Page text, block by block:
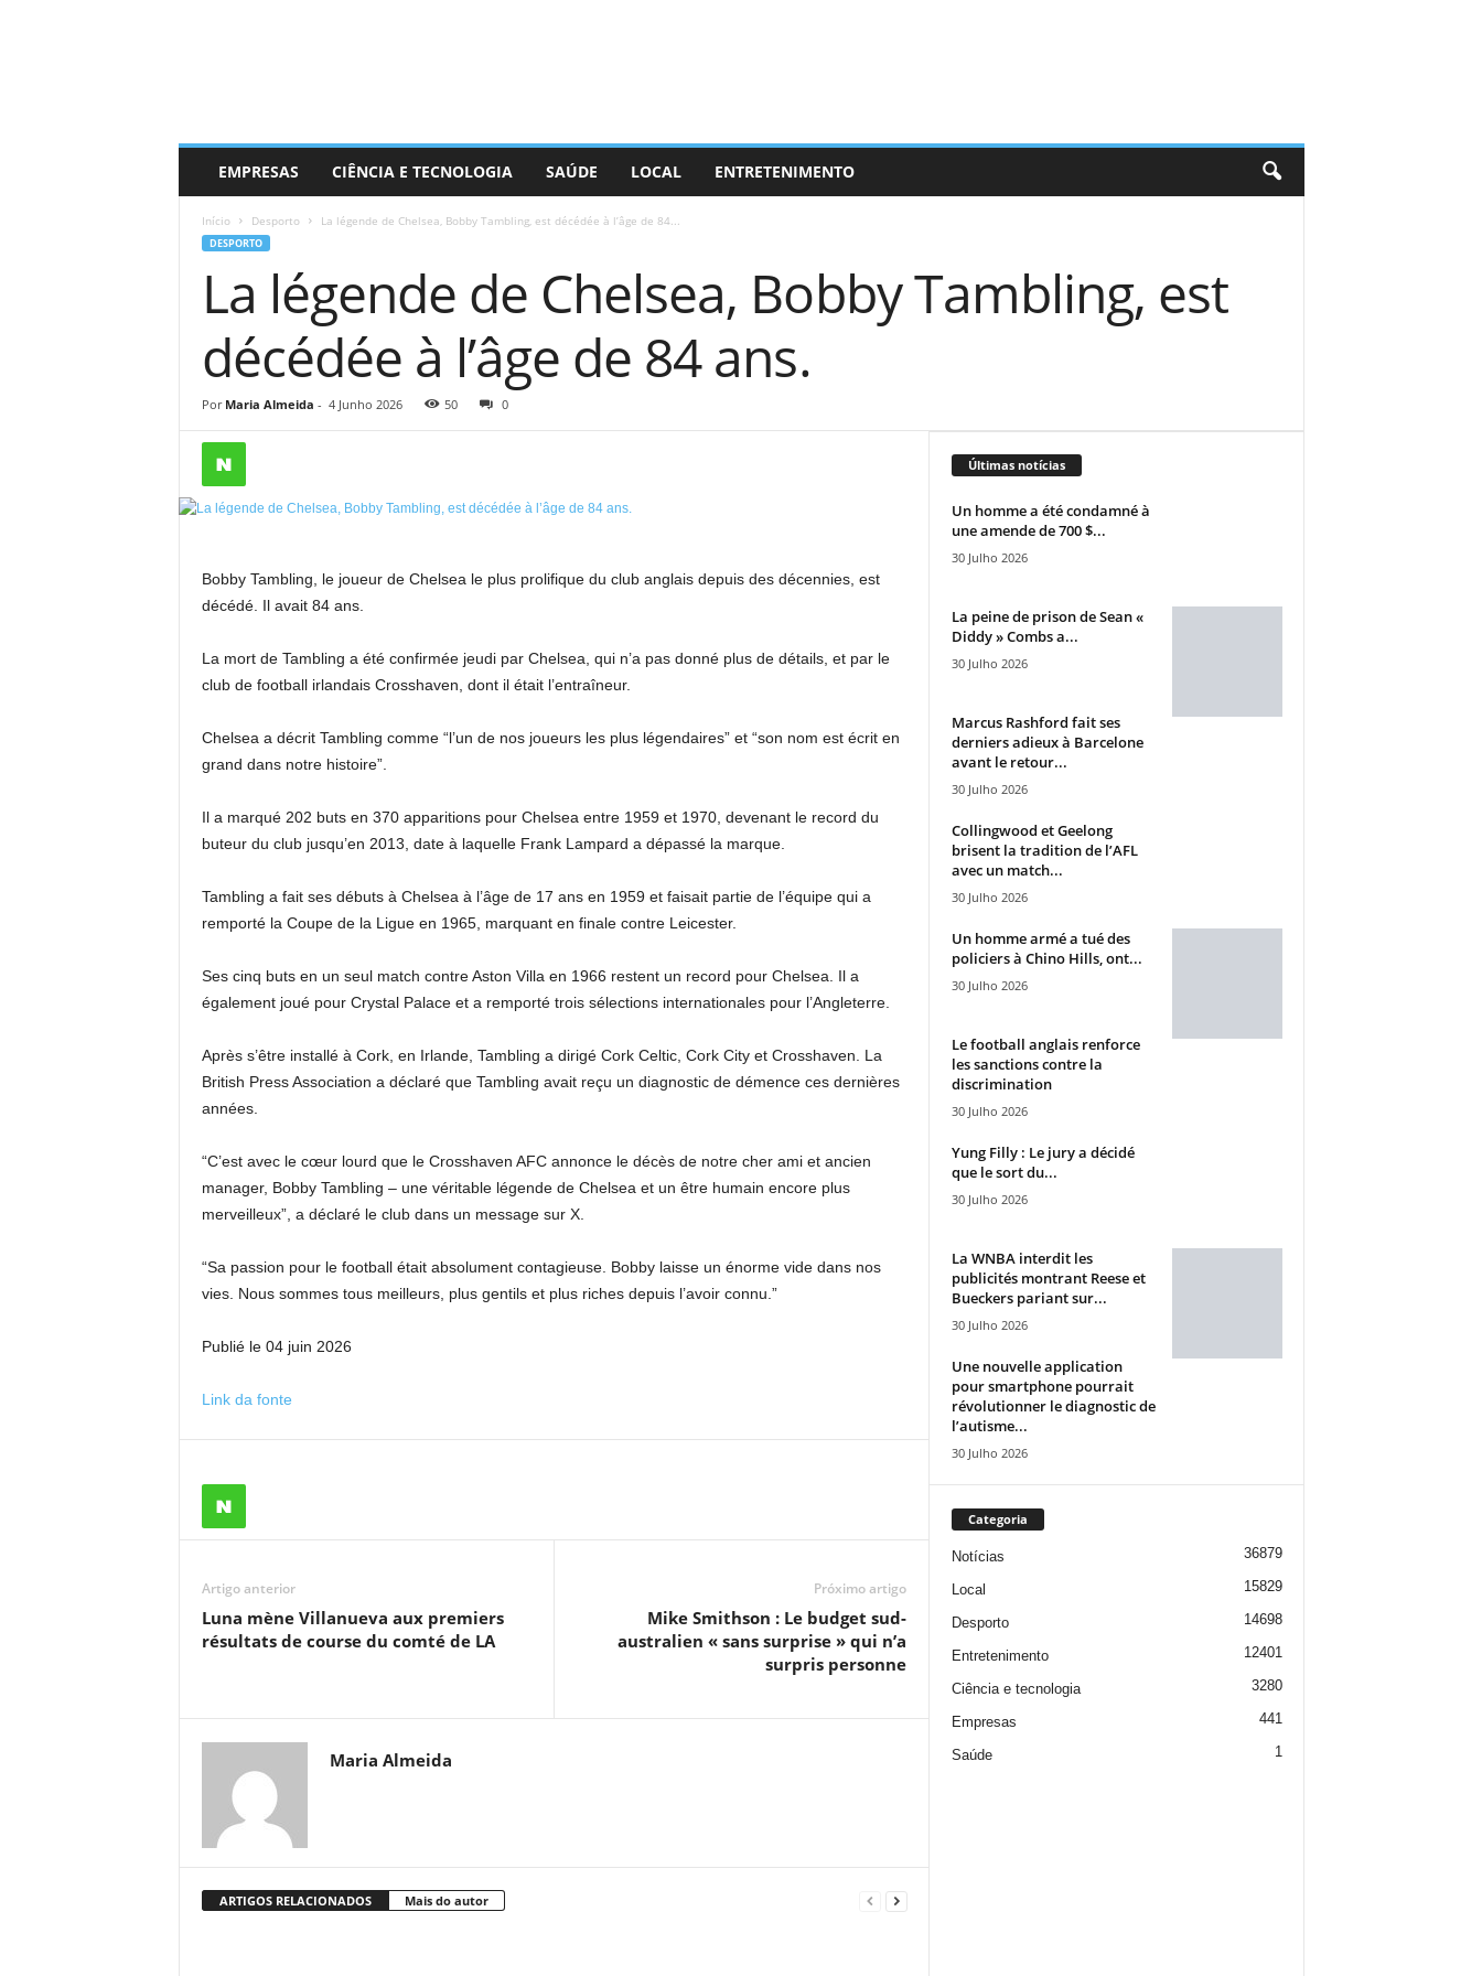
EMPRESAS CIÊNCIA E TECNOLOGIA SAÚDE LOCAL ENTRETENIMENTO
Início Desporto La légende de Chelsea, Bobby Tambling, est décédée à l’âge de 84...
DESPORTO
La légende de Chelsea, Bobby Tambling, est
décédée à l’âge de 84 ans.
Por Maria Almeida - 4 Junho 2026 50 0
Bobby Tambling, le joueur de Chelsea le plus prolifique du club anglais depuis des décennies, est
décédé. Il avait 84 ans.
La mort de Tambling a été confirmée jeudi par Chelsea, qui n’a pas donné plus de détails, et par le
club de football irlandais Crosshaven, dont il était l’entraîneur.
Chelsea a décrit Tambling comme “l’un de nos joueurs les plus légendaires” et “son nom est écrit en
grand dans notre histoire”.
Il a marqué 202 buts en 370 apparitions pour Chelsea entre 1959 et 1970, devenant le record du
buteur du club jusqu’en 2013, date à laquelle Frank Lampard a dépassé la marque.
Tambling a fait ses débuts à Chelsea à l’âge de 17 ans en 1959 et faisait partie de l’équipe qui a
remporté la Coupe de la Ligue en 1965, marquant en finale contre Leicester.
Ses cinq buts en un seul match contre Aston Villa en 1966 restent un record pour Chelsea. Il a
également joué pour Crystal Palace et a remporté trois sélections internationales pour l’Angleterre.
Après s’être installé à Cork, en Irlande, Tambling a dirigé Cork Celtic, Cork City et Crosshaven. La
British Press Association a déclaré que Tambling avait reçu un diagnostic de démence ces dernières
années.
“C’est avec le cœur lourd que le Crosshaven AFC annonce le décès de notre cher ami et ancien
manager, Bobby Tambling – une véritable légende de Chelsea et un être humain encore plus
merveilleux”, a déclaré le club dans un message sur X.
“Sa passion pour le football était absolument contagieuse. Bobby laisse un énorme vide dans nos
vies. Nous sommes tous meilleurs, plus gentils et plus riches depuis l’avoir connu.”
Publié le 04 juin 2026
Link da fonte
Artigo anterior
Luna mène Villanueva aux premiers
résultats de course du comté de LA
Próximo artigo
Mike Smithson : Le budget sud-
australien « sans surprise » qui n’a
surpris personne
Maria Almeida
ARTIGOS RELACIONADOS Mais do autor
Últimas notícias
Un homme a été condamné à
une amende de 700 $...
30 Julho 2026
La peine de prison de Sean «
Diddy » Combs a...
30 Julho 2026
Marcus Rashford fait ses
derniers adieux à Barcelone
avant le retour...
30 Julho 2026
Collingwood et Geelong
brisent la tradition de l’AFL
avec un match...
30 Julho 2026
Un homme armé a tué des
policiers à Chino Hills, ont...
30 Julho 2026
Le football anglais renforce
les sanctions contre la
discrimination
30 Julho 2026
Yung Filly : Le jury a décidé
que le sort du...
30 Julho 2026
La WNBA interdit les
publicités montrant Reese et
Bueckers pariant sur...
30 Julho 2026
Une nouvelle application
pour smartphone pourrait
révolutionner le diagnostic de
l’autisme...
30 Julho 2026
Categoria
Notícias 36879
Local 15829
Desporto 14698
Entretenimento 12401
Ciência e tecnologia 3280
Empresas 441
Saúde 1